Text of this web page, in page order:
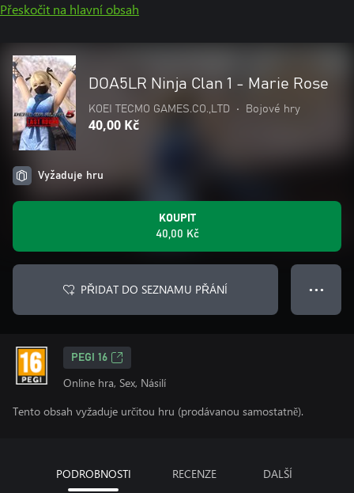
Přeskočit na hlavní obsah
DOA5LR Ninja Clan 1 - Marie Rose
KOEI TECMO GAMES.CO.,LTD • Bojové hry
40,00 Kč
Vyžaduje hru
KOUPIT
40,00 Kč
PŘIDAT DO SEZNAMU PŘÁNÍ ● ● ●
PEGI 16
Online hra, Sex, Násilí
Tento obsah vyžaduje určitou hru (prodávanou samostatně).
PODROBNOSTI RECENZE DALŠÍ